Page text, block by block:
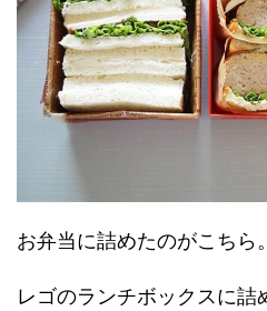
お弁当に詰めたのがこちら。
レゴのランチボックスに詰